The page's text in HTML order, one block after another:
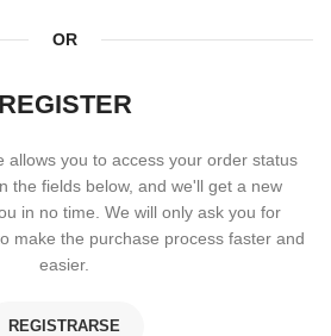
OR
REGISTER
allows you to access your order status
the fields below, and we'll get a new
in no time. We will only ask you for
make the purchase process faster and
easier.
REGISTRARSE